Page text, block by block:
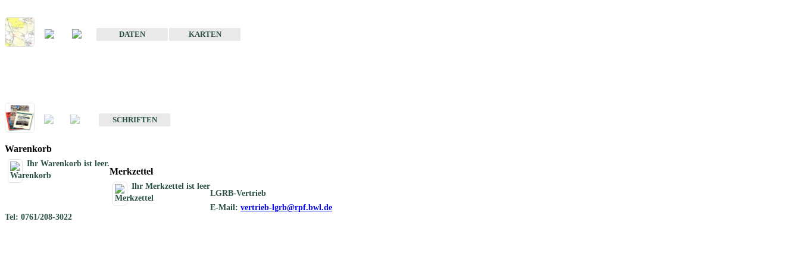
DATEN
KARTEN
SCHRIFTEN
Warenkorb
Ihr Warenkorb ist leer.
Merkzettel
Ihr Merkzettel ist leer
LGRB-Vertrieb
E-Mail: vertrieb-lgrb@rpf.bwl.de
Tel: 0761/208-3022